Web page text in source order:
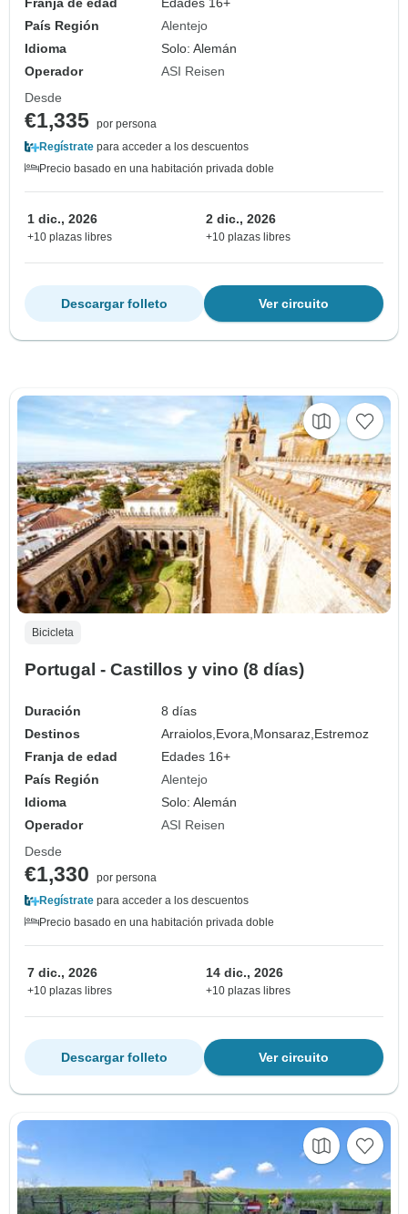
País Región
Alentejo
Idioma
Solo: Alemán
Operador
ASI Reisen
Desde
€1,335 por persona
Regístrate para acceder a los descuentos
Precio basado en una habitación privada doble
1 dic., 2026
+10 plazas libres
2 dic., 2026
+10 plazas libres
Ver circuito
Descargar folleto
Bicicleta
Portugal - Castillos y vino (8 días)
Duración
8 días
Destinos
Arraiolos, Evora, Monsaraz, Estremoz
Franja de edad
Edades 16+
País Región
Alentejo
Idioma
Solo: Alemán
Operador
ASI Reisen
Desde
€1,330
por persona
Regístrate para acceder a los descuentos
Precio basado en una habitación privada doble
7 dic., 2026
+10 plazas libres
14 dic., 2026
+10 plazas libres
Ver circuito
Descargar folleto